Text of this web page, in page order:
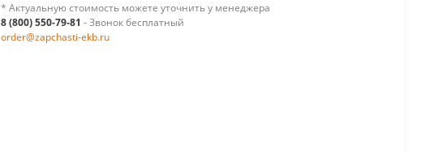
* Актуальную стоимость можете уточнить у менеджера
8 (800) 550-79-81 - Звонок бесплатный
order@zapchasti-ekb.ru